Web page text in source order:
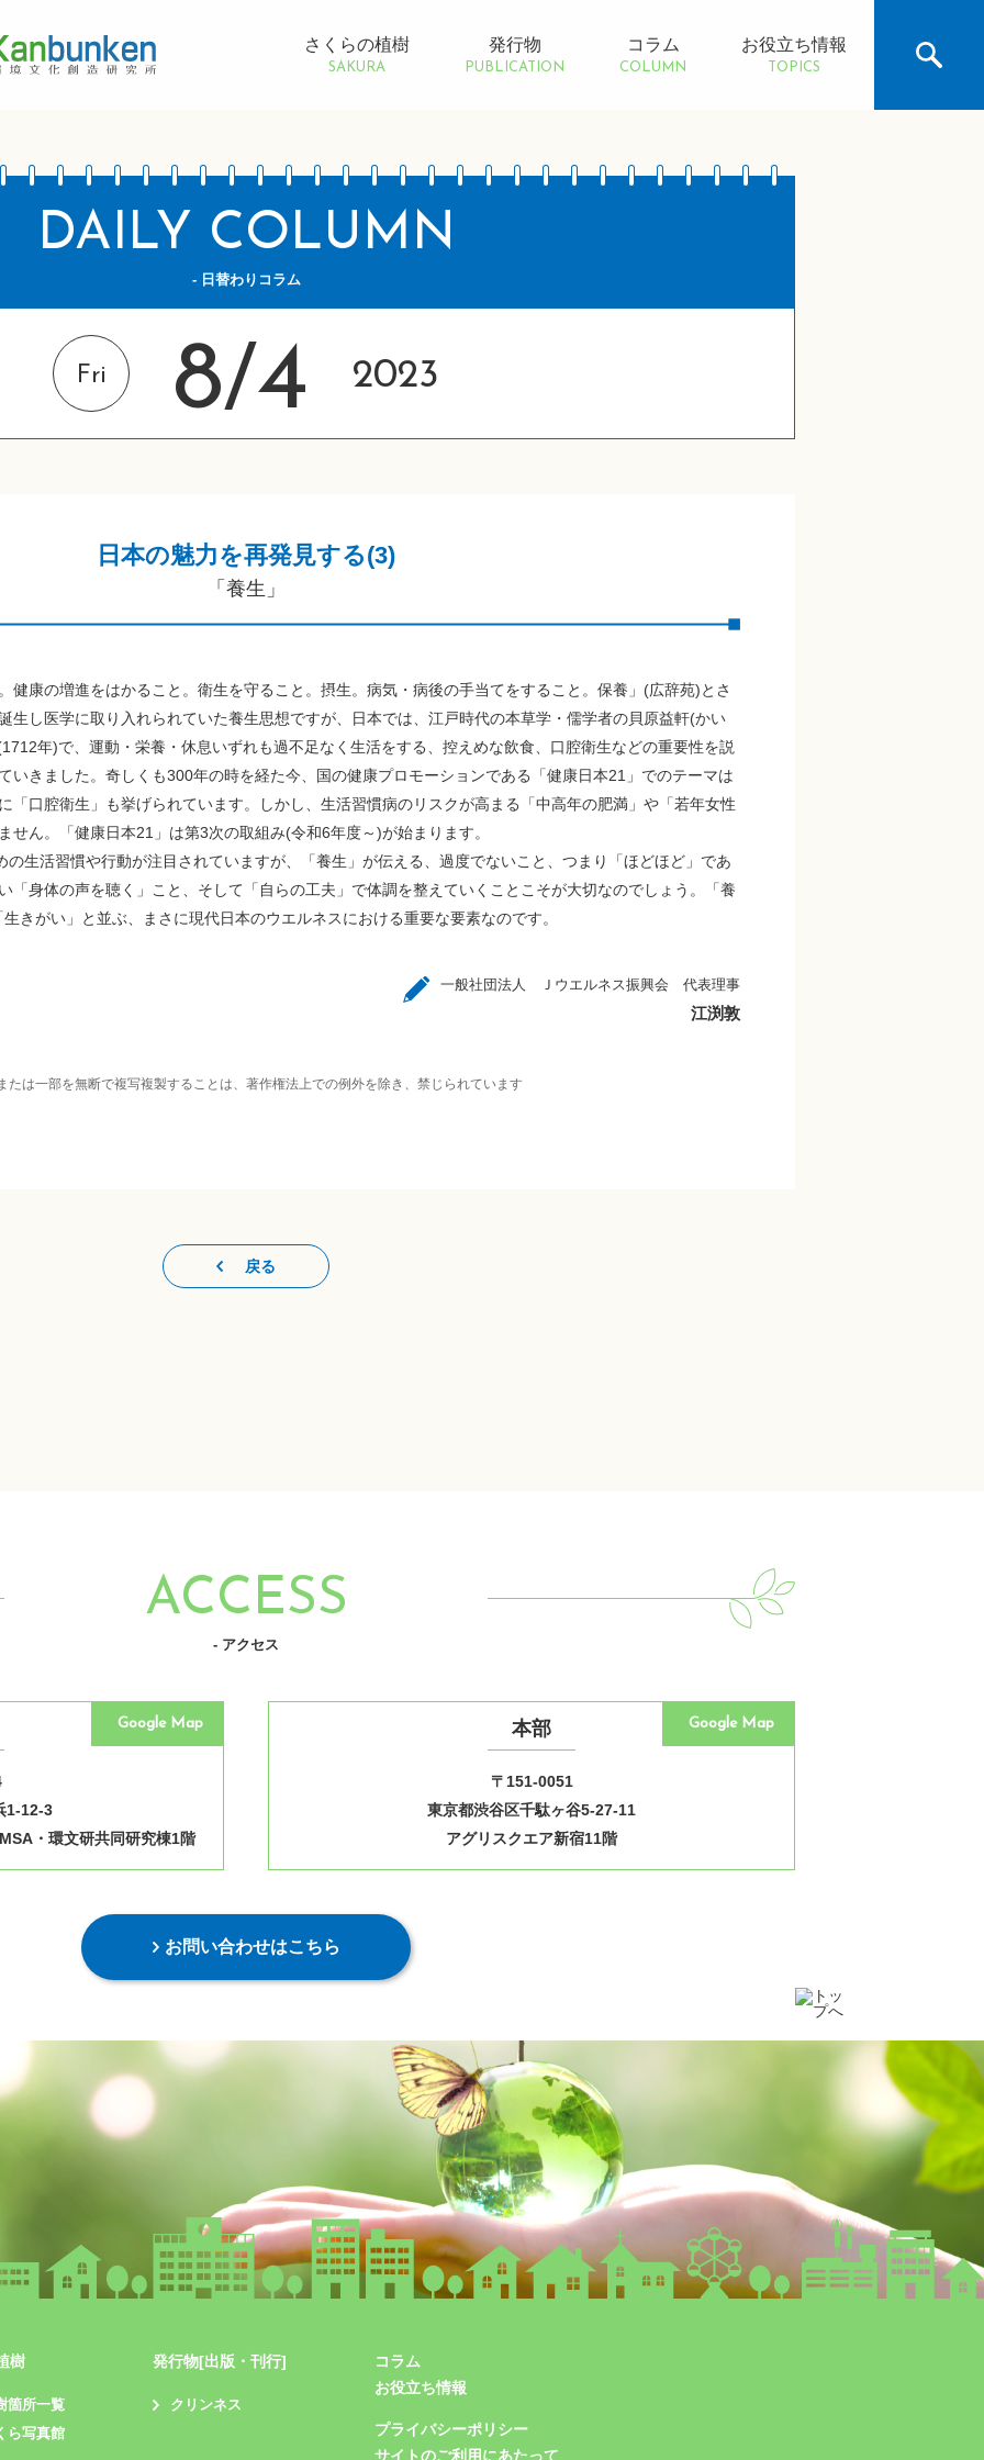
さくらの植樹
SAKURA
発行物
PUBLICATION
コラム
COLUMN
お役立ち情報
TOPICS
DAILY COLUMN
- 日替わりコラム
Fri 8/4 2023
日本の魅力を再発見する(3)
「養生」
康の増進をはかること。衛生を守ること。摂生。病気・病後の手当てをすること。保養」(広辞苑)とさ
生し医学に取り入れられていた養生思想ですが、日本では、江戸時代の本草学・儒学者の貝原益軒(かい
年)で、運動・栄養・休息いずれも過不足なく生活をする、控えめな飲食、口腔衛生などの重要性を説
いきました。奇しくも300年の時を経た今、国の健康プロモーションである「健康日本21」でのテーマは
「口腔衛生」も挙げられています。しかし、生活習慣病のリスクが高まる「中高年の肥満」や「若年女性
せん。「健康日本21」は第3次の取組み(令和6年度～)が始まります。
生活習慣や行動が注目されていますが、「養生」が伝える、過度でないこと、つまり「ほどほど」であ
「身体の声を聴く」こと、そして「自らの工夫」で体調を整えていくことこそが大切なのでしょう。「養
きがい」と並ぶ、まさに現代日本のウエルネスにおける重要な要素なのです。
一般社団法人 Ｊウエルネス振興会 代表理事
江渕敦
たは一部を無断で複写複製することは、著作権法上での例外を除き、禁じられています
戻る
ACCESS
- アクセス
1-12-3
・環文研共同研究棟1階
Google Map 本部
〒151-0051
東京都渋谷区千駄ヶ谷5-27-11
アグリスクエア新宿11階
Google Map
お問い合わせはこちら
樹
箇所一覧
ら写真館
発行物[出版・刊行]
クリンネス
コラム
お役立ち情報
プライバシーポリシー
サイトのご利用にあたって